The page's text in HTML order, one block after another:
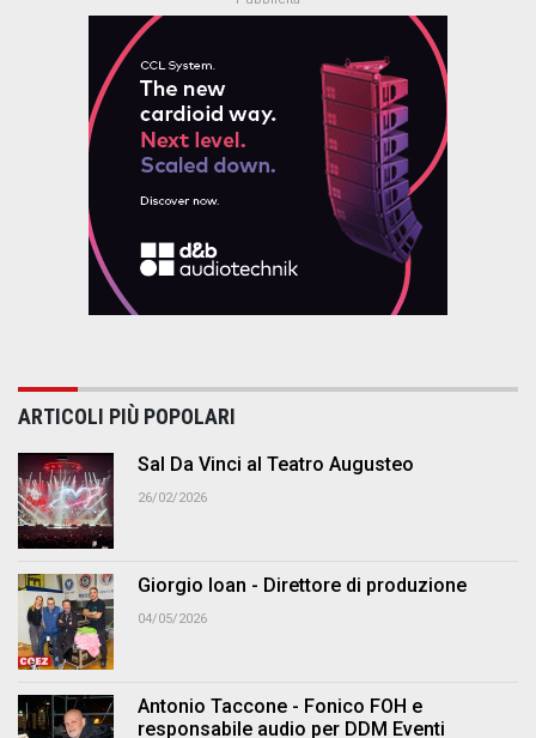
ARTICOLI PIÙ POPOLARI
Sal Da Vinci al Teatro Augusteo
26/02/2026
Giorgio Ioan - Direttore di produzione
04/05/2026
Antonio Taccone - Fonico FOH e
responsabile audio per DDM Eventi